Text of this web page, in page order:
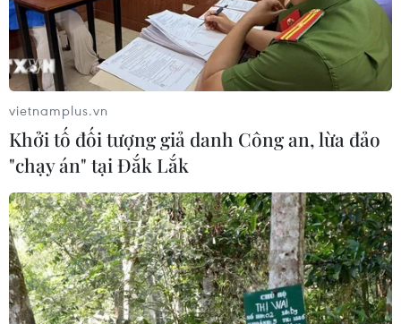
các nghĩa vụ được nêu trong thỏa thuận.
vietnamplus.vn
Khởi tố đối tượng giả danh Công an, lừa đảo
"chạy án" tại Đắk Lắk